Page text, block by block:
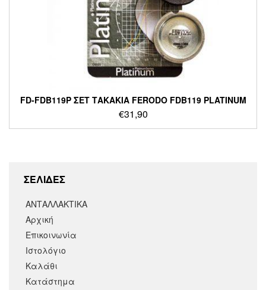
FD-FDB119P ΣΕΤ ΤΑΚΑΚΙΑ FERODO FDB119 PLATINUM
€31,90
ΣΕΛΙΔΕΣ
ΑΝΤΑΛΛΑΚΤΙΚΑ
Αρχική
Επικοινωνία
Ιστολόγιο
Καλάθι
Κατάστημα